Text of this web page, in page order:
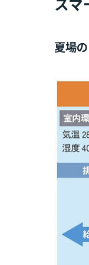
スマ
夏場